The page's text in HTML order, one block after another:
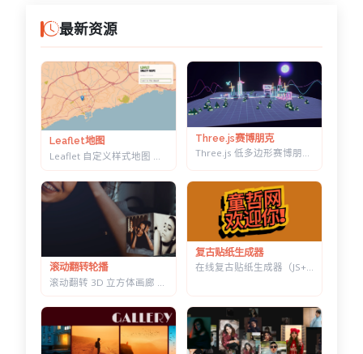
最新资源
Leaflet地图
Three.js赛博朋克
滚动翻转轮播
复古贴纸生成器
在线复古贴纸生成器（JS+CSS） — 改字换色调角度，一键导出透明底 PNG